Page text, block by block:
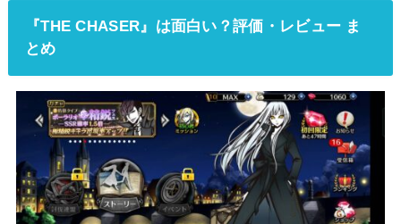
『THE CHASER』は面白い？評価・レビュー ま
とめ